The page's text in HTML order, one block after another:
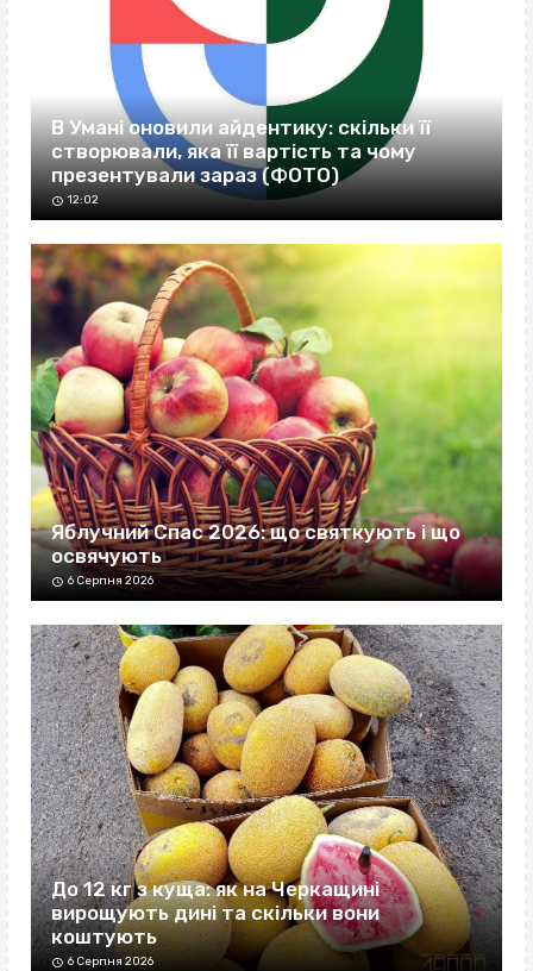
В Умані оновили айдентику: скільки її
створювали, яка її вартість та чому
презентували зараз (ФОТО)
12:02
Яблучний Спас 2026: що святкують і що
освячують
6 Серпня 2026
До 12 кг з куща: як на Черкащині
вирощують дині та скільки вони
коштують
6 Серпня 2026